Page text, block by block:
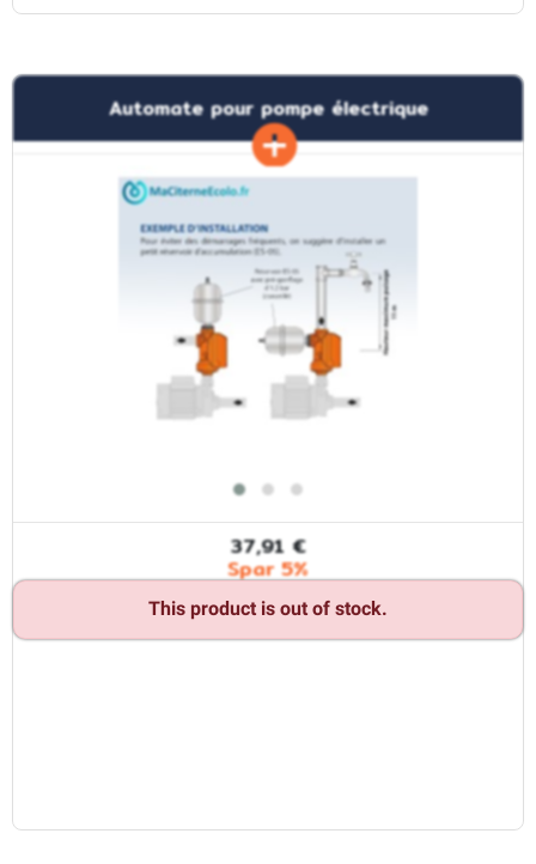
Automate pour pompe électrique
37,91 €
Spar 5%
This product is out of stock.